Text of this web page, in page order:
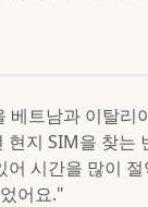
트남과 이탈리
현지 SIM을 찾는
어 시간을 많이
어요."